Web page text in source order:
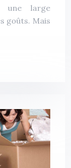
une large
goûts. Mais